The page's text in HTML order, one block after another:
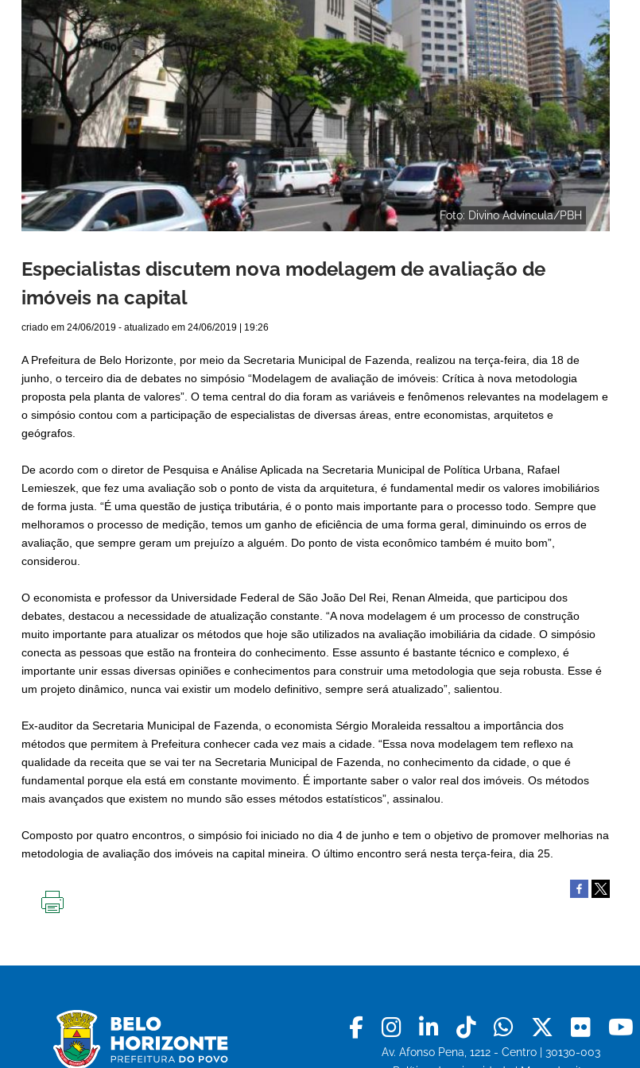
Foto: Divino Advíncula/PBH
Especialistas discutem nova modelagem de avaliação de
imóveis na capital
criado em 24/06/2019 - atualizado em 24/06/2019 | 19:26
A Prefeitura de Belo Horizonte, por meio da Secretaria Municipal de Fazenda, realizou na terça-feira, dia 18 de
junho, o terceiro dia de debates no simpósio “Modelagem de avaliação de imóveis: Crítica à nova metodologia
proposta pela planta de valores”. O tema central do dia foram as variáveis e fenômenos relevantes na modelagem e
o simpósio contou com a participação de especialistas de diversas áreas, entre economistas, arquitetos e
geógrafos.
De acordo com o diretor de Pesquisa e Análise Aplicada na Secretaria Municipal de Política Urbana, Rafael
Lemieszek, que fez uma avaliação sob o ponto de vista da arquitetura, é fundamental medir os valores imobiliários
de forma justa. “É uma questão de justiça tributária, é o ponto mais importante para o processo todo. Sempre que
melhoramos o processo de medição, temos um ganho de eficiência de uma forma geral, diminuindo os erros de
avaliação, que sempre geram um prejuízo a alguém. Do ponto de vista econômico também é muito bom”,
considerou.
O economista e professor da Universidade Federal de São João Del Rei, Renan Almeida, que participou dos
debates, destacou a necessidade de atualização constante. “A nova modelagem é um processo de construção
muito importante para atualizar os métodos que hoje são utilizados na avaliação imobiliária da cidade. O simpósio
conecta as pessoas que estão na fronteira do conhecimento. Esse assunto é bastante técnico e complexo, é
importante unir essas diversas opiniões e conhecimentos para construir uma metodologia que seja robusta. Esse é
um projeto dinâmico, nunca vai existir um modelo definitivo, sempre será atualizado”, salientou.
Ex-auditor da Secretaria Municipal de Fazenda, o economista Sérgio Moraleida ressaltou a importância dos
métodos que permitem à Prefeitura conhecer cada vez mais a cidade. “Essa nova modelagem tem reflexo na
qualidade da receita que se vai ter na Secretaria Municipal de Fazenda, no conhecimento da cidade, o que é
fundamental porque ela está em constante movimento. É importante saber o valor real dos imóveis. Os métodos
mais avançados que existem no mundo são esses métodos estatísticos”, assinalou.
Composto por quatro encontros, o simpósio foi iniciado no dia 4 de junho e tem o objetivo de promover melhorias na
metodologia de avaliação dos imóveis na capital mineira. O último encontro será nesta terça-feira, dia 25.
Facebook
Instagram
LinkedinTiktokWhatsapp
X Flickr
Av. Afonso Pena, 1212 - Centro | 30130-003